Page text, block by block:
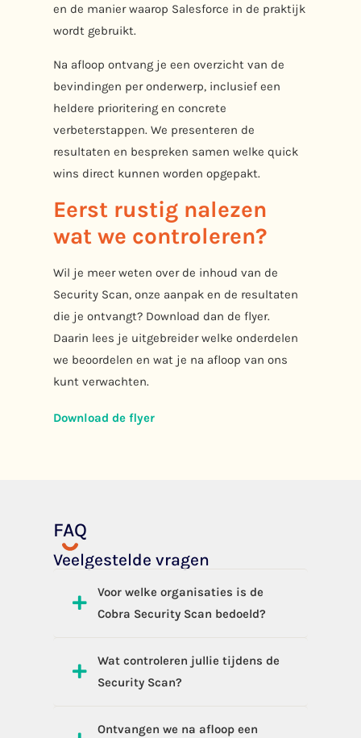
en de manier waarop Salesforce in de praktijk
wordt gebruikt.
Na afloop ontvang je een overzicht van de
bevindingen per onderwerp, inclusief een
heldere prioritering en concrete
verbeterstappen. We presenteren de
resultaten en bespreken samen welke quick
wins direct kunnen worden opgepakt.
Eerst rustig nalezen
wat we controleren?
Wil je meer weten over de inhoud van de
Security Scan, onze aanpak en de resultaten
die je ontvangt? Download dan de flyer.
Daarin lees je uitgebreider welke onderdelen
we beoordelen en wat je na afloop van ons
kunt verwachten.
Download de flyer
FAQ
Veelgestelde vragen
Voor welke organisaties is de
Cobra Security Scan bedoeld?
Wat controleren jullie tijdens de
Security Scan?
Ontvangen we na afloop een